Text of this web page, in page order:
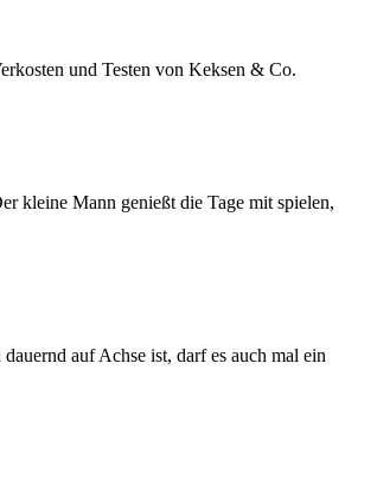
und Testen von Keksen & Co.
kleine Mann genießt die Tage mit spielen,
auf Achse ist, darf es auch mal ein